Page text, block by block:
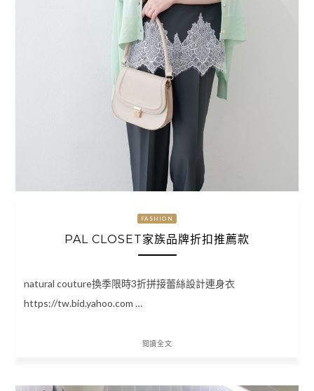
FASHION
PAL CLOSET家族品牌折扣推薦款
natural couture換季限時3折拼接蕾絲設計連身衣
https://tw.bid.yahoo.com …
閱讀全文